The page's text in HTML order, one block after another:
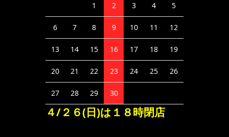
1 2 3 4 5
6 7 8 9 10 11 12
13 14 15 16 17 18 19
20 21 22 23 24 25 26
27 28 29 30
４/２６(日)は１８時閉店